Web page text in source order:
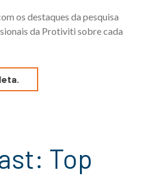
os destaques da pesquisa
da Protiviti sobre cada